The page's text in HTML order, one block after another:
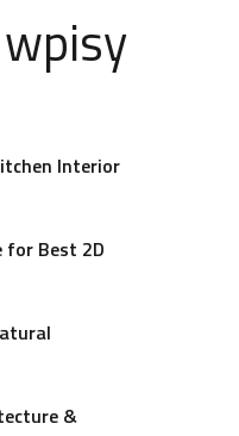
Interior
for Best 2D
&